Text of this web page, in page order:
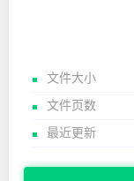
文件大小
文件页数
最近更新